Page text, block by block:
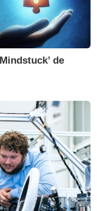
de